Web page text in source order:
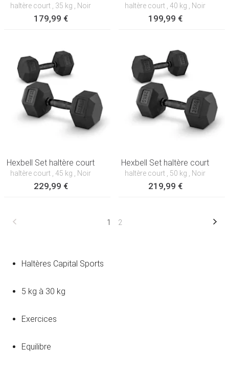
haltère court , 35 kg , Noir
179,99 €
haltère court , 40 kg , Noir
199,99 €
Hexbell Set haltère court
haltère court , 45 kg , Noir
229,99 €
Hexbell Set haltère court
haltère court , 50 kg , Noir
219,99 €
1 2
Haltères Capital Sports
5 kg à 30 kg
Exercices
Equilibre